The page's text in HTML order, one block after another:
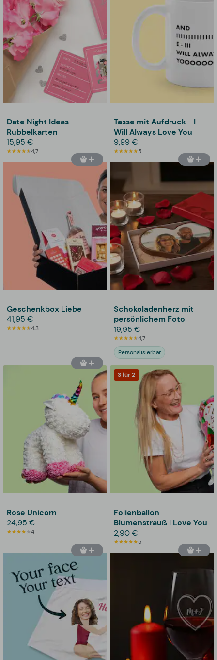
Date Night Ideas
Rubbelkarten
15,95 €
4,7
Tasse mit Aufdruck - I
Will Always Love You
9,99 €
5
Geschenkbox Liebe
41,95 €
4,3
Schokoladenherz mit
persönlichem Foto
19,95 €
4,7
Personalisierbar
Rose Unicorn
24,95 €
4
3 für 2
Folienballon
Blumenstrauß I Love You
2,90 €
5